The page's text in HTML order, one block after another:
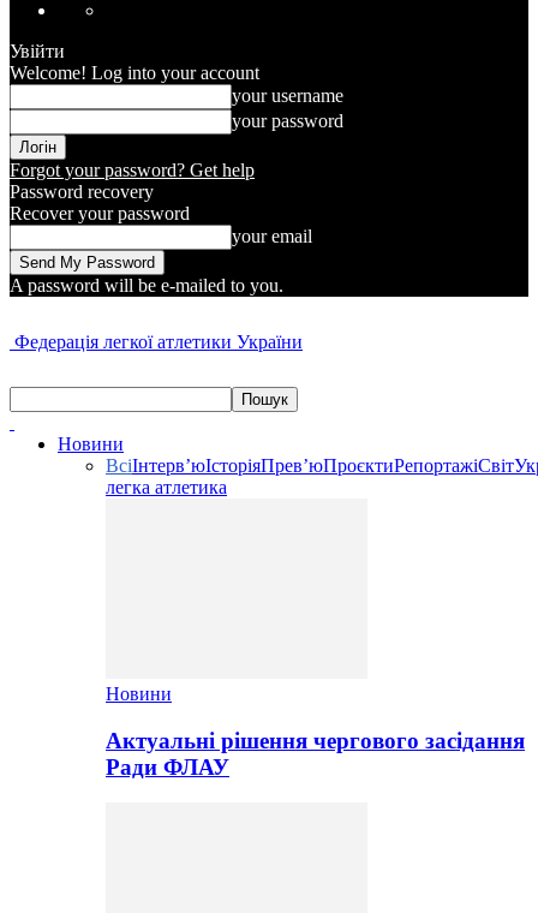
Увійти
Welcome! Log into your account
your username
your password
Forgot your password? Get help
Password recovery
Recover your password
your email
A password will be e-mailed to you.
Федерація легкої атлетики України
Новини
ВсіІнтерв’юІсторіяПрев’юПроєктиРепортажіСвіт
легка атлетика
Новини
Актуальні рішення чергового засідання
Ради ФЛАУ